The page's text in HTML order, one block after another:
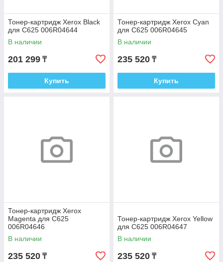
Тонер-картридж Xerox Black
для C625 006R04644
В наличии
201 299 ₸
Купить
Тонер-картридж Xerox Cyan
для C625 006R04645
В наличии
235 520 ₸
Купить
Тонер-картридж Xerox
Magenta для C625
006R04646
В наличии
235 520 ₸
Тонер-картридж Xerox Yellow
для C625 006R04647
В наличии
235 520 ₸